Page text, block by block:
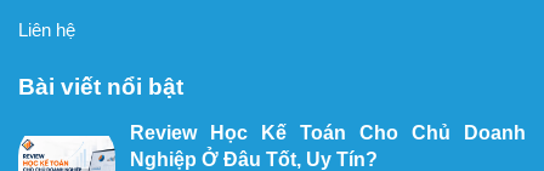
Liên hệ
Bài viết nổi bật
Review Học Kế Toán Cho Chủ Doanh
Nghiệp Ở Đâu Tốt, Uy Tín?